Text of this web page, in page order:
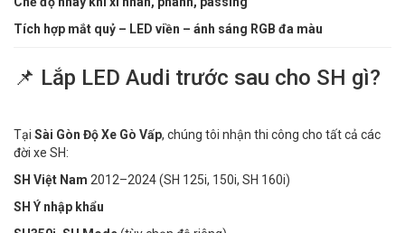
Tích hợp mắt quỷ – LED viền – ánh sáng RGB đa màu
📌 Lắp LED Audi trước sau cho SH gì?
Tại Sài Gòn Độ Xe Gò Vấp, chúng tôi nhận thi công cho tất cả các
đời xe SH:
SH Việt Nam 2012–2024 (SH 125i, 150i, SH 160i)
SH Ý nhập khẩu